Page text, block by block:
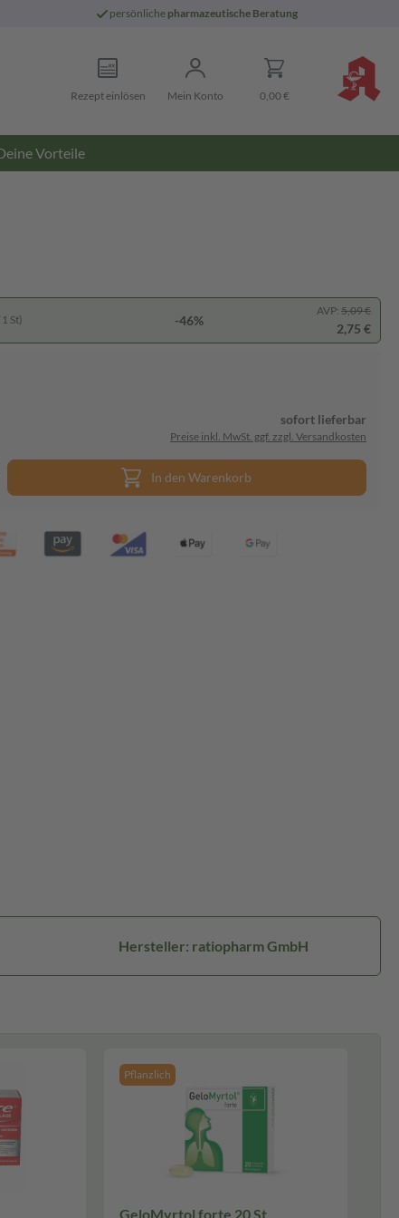
persönliche pharmazeutische Beratung
Rezept einlösen Mein Konto 0,00 €
Vorteile
St) -46%
AVP: 5,09 €
2,75 €
sofort lieferbar
Preise inkl. MwSt. ggf. zzgl. Versandkosten
In den Warenkorb
Hersteller: ratiopharm GmbH
Pflanzlich
GeloMyrtol forte 20 St